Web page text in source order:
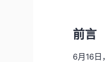
前言
6月16日